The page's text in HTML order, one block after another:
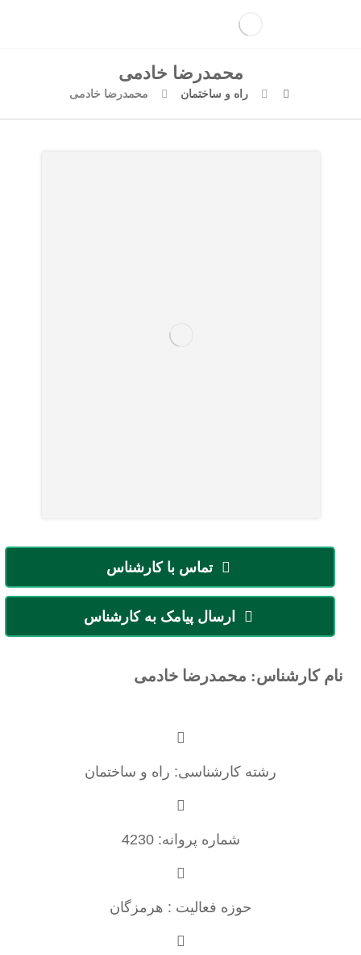
محمدرضا خادمی
راه و ساختمان محمدرضا خادمی
تماس با کارشناس
ارسال پیامک به کارشناس
نام کارشناس: محمدرضا خادمی
رشته کارشناسی: راه و ساختمان
شماره پروانه: 4230
حوزه فعالیت : هرمزگان